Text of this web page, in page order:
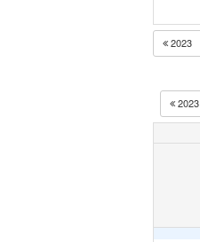
2023
2023